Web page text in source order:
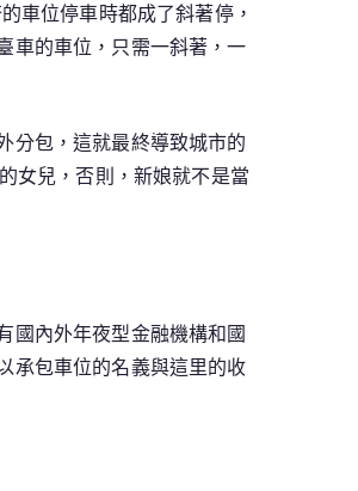
車位停車時都成了斜著停，
車的車位，只需一斜著，一
分包，這就最終導致城市的
女兒，否則，新娘就不是當
國內外年夜型金融機構和國
承包車位的名義與這里的收